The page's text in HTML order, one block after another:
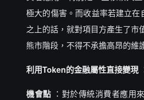
極大的傷害。而收益率若建立在
之上的話，就對項目方產生了市
熊市階段，不得不承擔高昂的維
利用Token的金融屬性直接變現
機會點 ：對於傳統消費者應用